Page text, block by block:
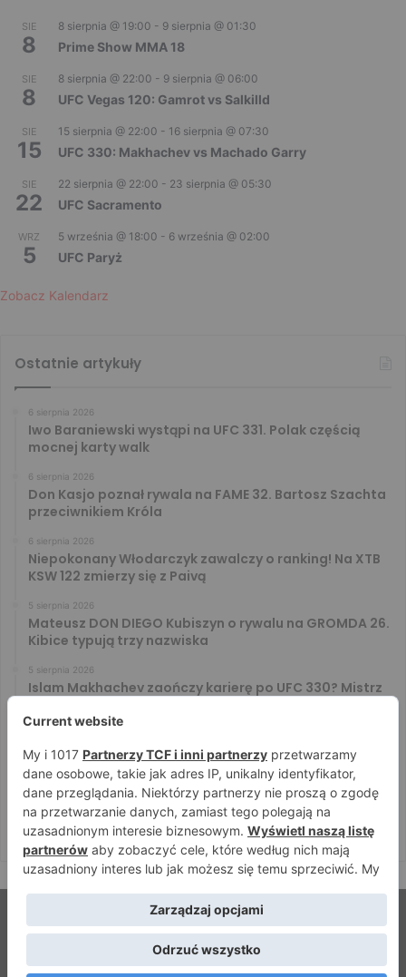
SIE
8
8 sierpnia @ 19:00 - 9 sierpnia @ 01:30
Prime Show MMA 18
SIE
8
8 sierpnia @ 22:00 - 9 sierpnia @ 06:00
UFC Vegas 120: Gamrot vs Salkilld
SIE
15
15 sierpnia @ 22:00 - 16 sierpnia @ 07:30
UFC 330: Makhachev vs Machado Garry
SIE
22
22 sierpnia @ 22:00 - 23 sierpnia @ 05:30
UFC Sacramento
WRZ
5
5 września @ 18:00 - 6 września @ 02:00
UFC Paryż
Zobacz Kalendarz
Ostatnie artykuły
6 sierpnia 2026
Iwo Baraniewski wystąpi na UFC 331. Polak częścią
mocnej karty walk
6 sierpnia 2026
Don Kasjo poznał rywala na FAME 32. Bartosz Szachta
przeciwnikiem Króla
6 sierpnia 2026
Niepokonany Włodarczyk zawalczy o ranking! Na XTB
KSW 122 zmierzy się z Paivą
5 sierpnia 2026
Mateusz DON DIEGO Kubiszyn o rywalu na GROMDA 26.
Kibice typują trzy nazwiska
5 sierpnia 2026
Islam Makhachev zaończy karierę po UFC 330? Mistrz
Tańcula nie gryzł się w język. Wymowna sugestia o
zachowaniu Jacka Murańskiego [VIDEO]
4 sierpnia 2026
Ostre spojrzenia Jóźwiaka i Ryty. Zobacz face to face
przed PRIME 18
© Strefamma.pl 2026, Wszelkie prawa zastrzeżone |
Home
Redakcja Kontakt